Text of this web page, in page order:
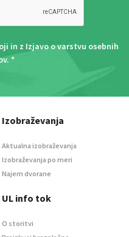
in z Izjavo o varstvu osebnih
. *
Izobraževanja
Aktualna izobraževanja
Izobraževanja po meri
Najem dvorane
UL info tok
O storitvi